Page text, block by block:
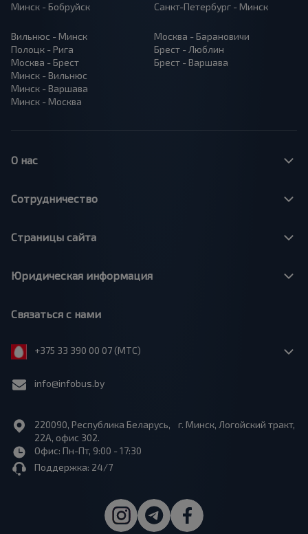
Минск - Бобруйск
Санкт-Петербург - Минск
Вильнюс - Минск
Полоцк - Рига
Москва - Брест
Минск - Вильнюс
Минск - Варшава
Минск - Москва
Москва - Барановичи
Брест - Люблин
Брест - Варшава
О нас
Сотрудничество
Страницы сайта
Юридическая информация
Связаться с нами
+375 33 390 00 07 (МТС)
info@infobus.by
220090, Республика Беларусь, г. Минск, Логойский тракт,
22А, офис 302.
Офис: Пн-Пт, 9:00 - 17:30
Поддержка: 24/7